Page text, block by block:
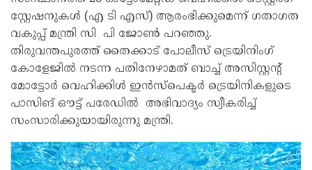
സ്റ്റേഷനുകൾ (എ ടി എസ്) ആരംഭിക്കുമെന്ന് ഗതാഗത
വകുപ്പ് മന്ത്രി സി പി ജോൺ പറഞ്ഞു.
തിരുവന്തപുരത്ത് തൈക്കാട് പോലീസ് ട്രെയിനിംഗ്
കോളേജിൽ നടന്ന പതിനേഴാമത് ബാച്ച് അസിസ്റ്റന്റ്
മോട്ടോർ വെഹിക്കിൾ ഇൻസ്‌പെക്ടർ ട്രെയിനികളുടെ
പാസിങ് ഔട്ട് പരേഡിൽ അഭിവാദ്യം സ്വീകരിച്ച്
സംസാരിക്കുയായിരുന്നു മന്ത്രി.